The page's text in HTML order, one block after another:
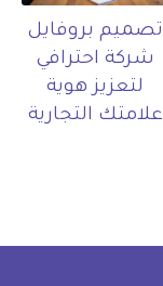
تصميم بروفايل
شركة احترافي
لتعزيز هوية
علامتك التجارية